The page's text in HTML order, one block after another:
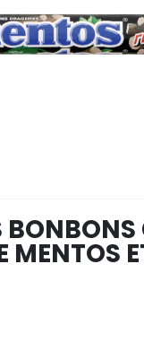
BONBONS
MENTOS